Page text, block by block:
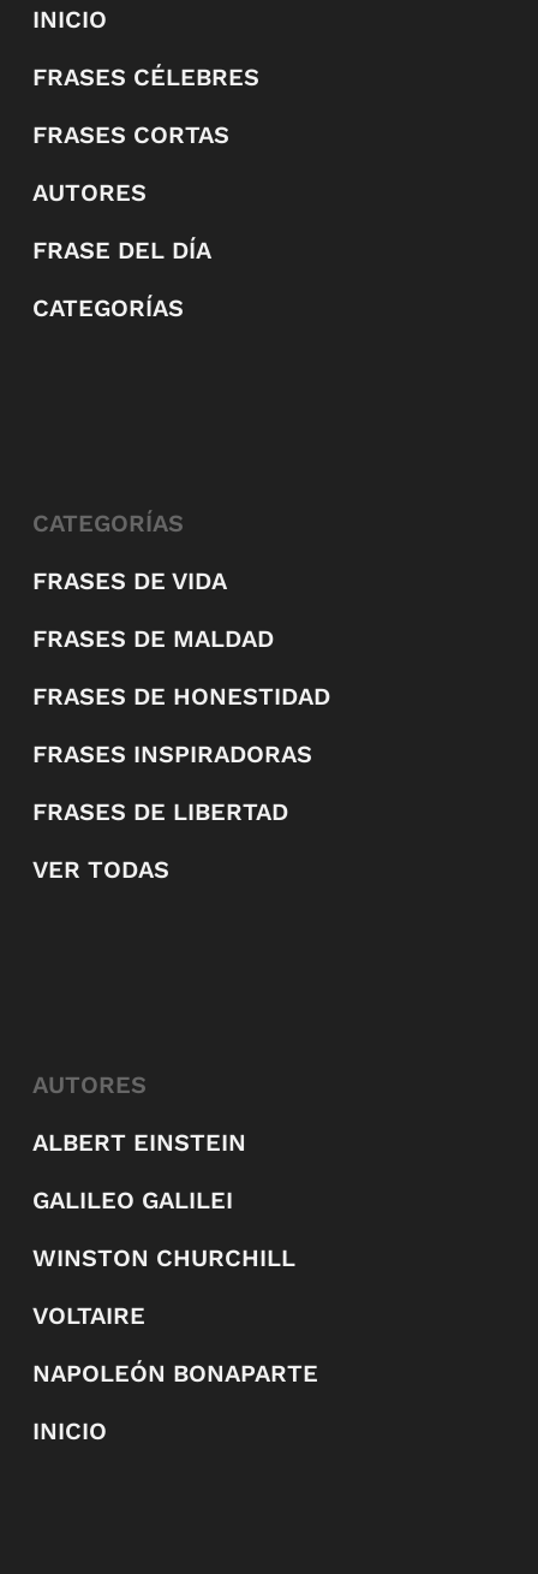
INICIO
FRASES CÉLEBRES
FRASES CORTAS
AUTORES
FRASE DEL DÍA
CATEGORÍAS
CATEGORÍAS
FRASES DE VIDA
FRASES DE MALDAD
FRASES DE HONESTIDAD
FRASES INSPIRADORAS
FRASES DE LIBERTAD
VER TODAS
AUTORES
ALBERT EINSTEIN
GALILEO GALILEI
WINSTON CHURCHILL
VOLTAIRE
NAPOLEÓN BONAPARTE
INICIO